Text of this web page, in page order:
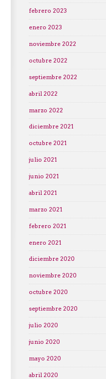
febrero 2023
enero 2023
noviembre 2022
octubre 2022
septiembre 2022
abril 2022
marzo 2022
diciembre 2021
octubre 2021
julio 2021
junio 2021
abril 2021
marzo 2021
febrero 2021
enero 2021
diciembre 2020
noviembre 2020
octubre 2020
septiembre 2020
julio 2020
junio 2020
mayo 2020
abril 2020